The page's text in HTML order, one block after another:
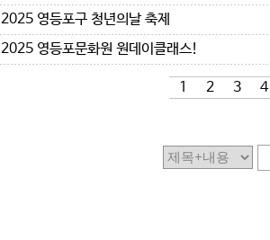
2025 영등포구 청년의날 축제
2025 영등포문화원 원데이클래스!
1 2 3 4